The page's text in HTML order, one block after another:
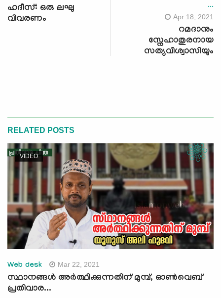
ഹദീസ്: ഒരു ലഘു
വിവരണം
...
Apr 18, 2021
റമദാനും
സ്നേഹാതുരനായ
സത്യവിശ്വാസിയും
RELATED POSTS
VIDEO
Web desk Mar 22, 2021
സ്ഥാനങ്ങള്‍ അര്‍ത്ഥിക്കുന്നതിന് മുമ്പ്, ഓണ്‍വെബ്
പ്രതിവാര...